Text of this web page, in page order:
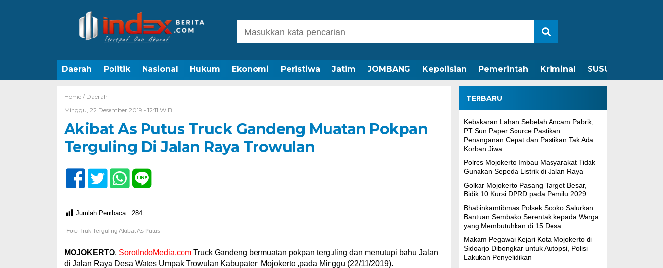
Daerah Politik Nasional Hukum Ekonomi Peristiwa Jatim JOMBANG Kepolisian Pemerintah Kriminal SUSUNAN
Home / Daerah
Minggu, 22 Desember 2019 - 12:11 WIB
Akibat As Putus Truck Gandeng Muatan Pokpan
Terguling Di Jalan Raya Trowulan
Jumlah Pembaca : 284
Foto Truk Terguling Akibat As Putus
MOJOKERTO, SorotIndoMedia.com Truck Gandeng bermuatan pokpan terguling dan menutupi bahu Jalan
di Jalan Raya Desa Wates Umpak Trowulan Kabupaten Mojokerto ,pada Minggu (22/11/2019).
TERBARU
Kebakaran Lahan Sebelah Ancam Pabrik,
PT Sun Paper Source Pastikan
Penanganan Cepat dan Pastikan Tak Ada
Korban Jiwa
Polres Mojokerto Imbau Masyarakat Tidak
Gunakan Sepeda Listrik di Jalan Raya
Golkar Mojokerto Pasang Target Besar,
Bidik 10 Kursi DPRD pada Pemilu 2029
Bhabinkamtibmas Polsek Sooko Salurkan
Bantuan Sembako Serentak kepada Warga
yang Membutuhkan di 15 Desa
Makam Pegawai Kejari Kota Mojokerto di
Sidoarjo Dibongkar untuk Autopsi, Polisi
Lakukan Penyelidikan